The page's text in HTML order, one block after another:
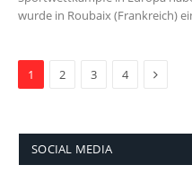
wurde in Roubaix (Frankreich)
1 2 3 4 Next
SOCIAL MEDIA